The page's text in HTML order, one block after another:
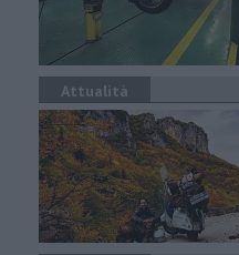
Attualità